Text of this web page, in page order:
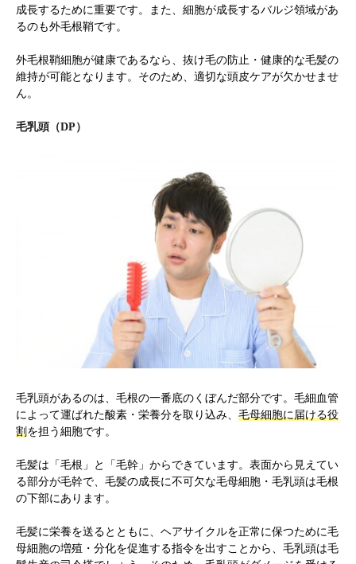
成長するために重要です。また、細胞が成長するバルジ領域があ
るのも外毛根鞘です。
外毛根鞘細胞が健康であるなら、抜け毛の防止・健康的な毛髪の
維持が可能となります。そのため、適切な頭皮ケアが欠かせませ
ん。
毛乳頭（DP）
毛乳頭があるのは、毛根の一番底のくぼんだ部分です。毛細血管
によって運ばれた酸素・栄養分を取り込み、 毛母細胞に届ける役
割 を担う細胞です。
毛髪は「毛根」と「毛幹」からできています。表面から見えてい
る部分が毛幹で、毛髪の成長に不可欠な毛母細胞・毛乳頭は毛根
の下部にあります。
毛髪に栄養を送るとともに、ヘアサイクルを正常に保つために毛
母細胞の増殖・分化を促進する指令を出すことから、毛乳頭は毛